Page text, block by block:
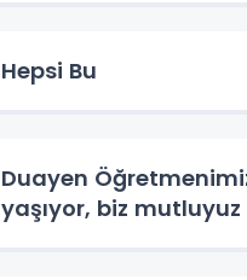
Hepsi Bu
Duayen
yaşıyor, biz mutluyuz